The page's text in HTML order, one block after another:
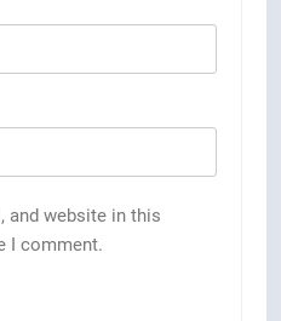
and website in this
I comment.